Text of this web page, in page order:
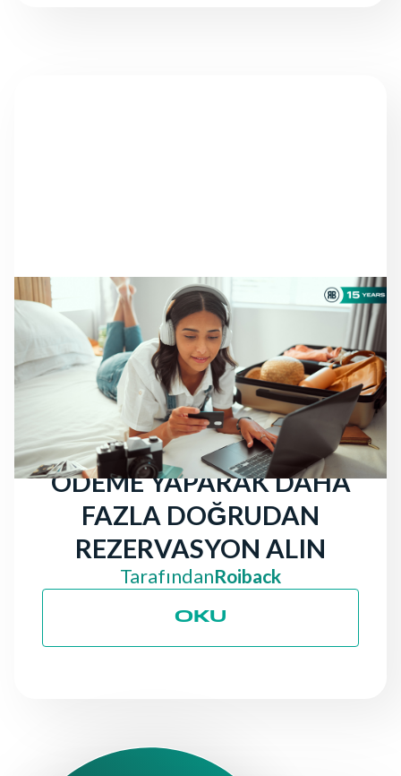
HABERLER
HÂLÂ OTEL ARAYAN
GEZGINLER VAR:
YALNIZCA GERÇEKLEŞEN
KONAKLAMALAR IÇIN
ÖDEME YAPARAK DAHA
FAZLA DOĞRUDAN
REZERVASYON ALIN
TarafındanRoiback
OKU